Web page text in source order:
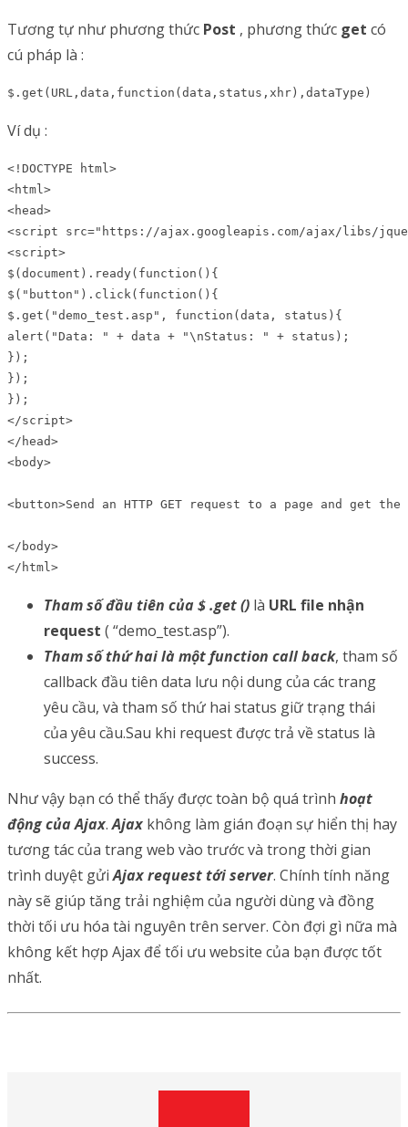
Tương tự như phương thức Post , phương thức get có
cú pháp là :
$.get(URL,data,function(data,status,xhr),dataType)
Ví dụ :
<!DOCTYPE html>
<html>
<head>
<script src="https://ajax.googleapis.com/ajax/libs/
<script>
$(document).ready(function(){
$("button").click(function(){
$.get("demo_test.asp", function(data, status){
alert("Data: " + data + "\nStatus: " + status);
});
});
});
</script>
</head>
<body>
<button>Send an HTTP GET request to a page and get
</body>
</html>
Tham số đầu tiên của $ .get () là URL file nhận
request ( “demo_test.asp”).
Tham số thứ hai là một function call back, tham số
callback đầu tiên data lưu nội dung của các trang
yêu cầu, và tham số thứ hai status giữ trạng thái
của yêu cầu.Sau khi request được trả về status là
success.
Như vậy bạn có thể thấy được toàn bộ quá trình hoạt
động của Ajax.Ajax không làm gián đoạn sự hiển thị hay
tương tác của trang web vào trước và trong thời gian
trình duyệt gửiAjax request tới server. Chính tính năng
này sẽ giúp tăng trải nghiệm của người dùng và đồng
thời tối ưu hóa tài nguyên trên server. Còn đợi gì nữa mà
không kết hợp Ajax để tối ưu website của bạn được tốt
nhất.